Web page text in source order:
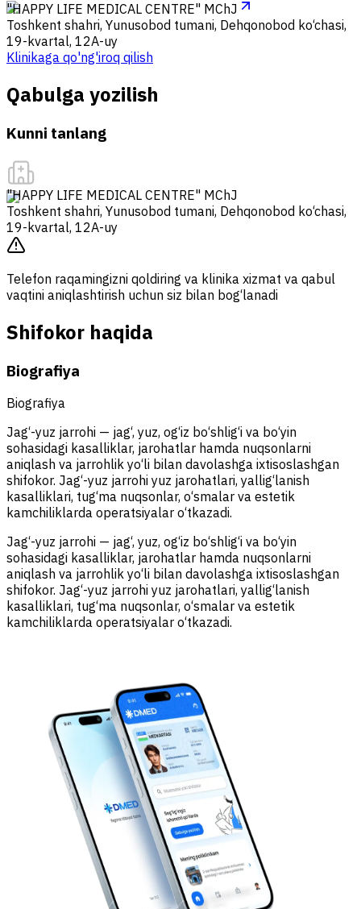
"HAPPY LIFE MEDICAL CENTRE" MChJ
Toshkent shahri, Yunusobod tumani, Dehqonobod ko‘chasi,
19-kvartal, 12A-uy
Klinikaga qo'ng'iroq qilish
Qabulga yozilish
Kunni tanlang
"HAPPY LIFE MEDICAL CENTRE" MChJ
Toshkent shahri, Yunusobod tumani, Dehqonobod ko‘chasi,
19-kvartal, 12A-uy
Telefon raqamingizni qoldiring va klinika xizmat va qabul
vaqtini aniqlashtirish uchun siz bilan bog‘lanadi
Shifokor haqida
Biografiya
Biografiya
Jag‘-yuz jarrohi — jag‘, yuz, og‘iz bo‘shlig‘i va bo‘yin
sohasidagi kasalliklar, jarohatlar hamda nuqsonlarni
aniqlash va jarrohlik yo‘li bilan davolashga ixtisoslashgan
shifokor. Jag‘-yuz jarrohi yuz jarohatlari, yallig‘lanish
kasalliklari, tug‘ma nuqsonlar, o‘smalar va estetik
kamchiliklarda operatsiyalar o‘tkazadi.
Jag‘-yuz jarrohi — jag‘, yuz, og‘iz bo‘shlig‘i va bo‘yin
sohasidagi kasalliklar, jarohatlar hamda nuqsonlarni
aniqlash va jarrohlik yo‘li bilan davolashga ixtisoslashgan
shifokor. Jag‘-yuz jarrohi yuz jarohatlari, yallig‘lanish
kasalliklari, tug‘ma nuqsonlar, o‘smalar va estetik
kamchiliklarda operatsiyalar o‘tkazadi.